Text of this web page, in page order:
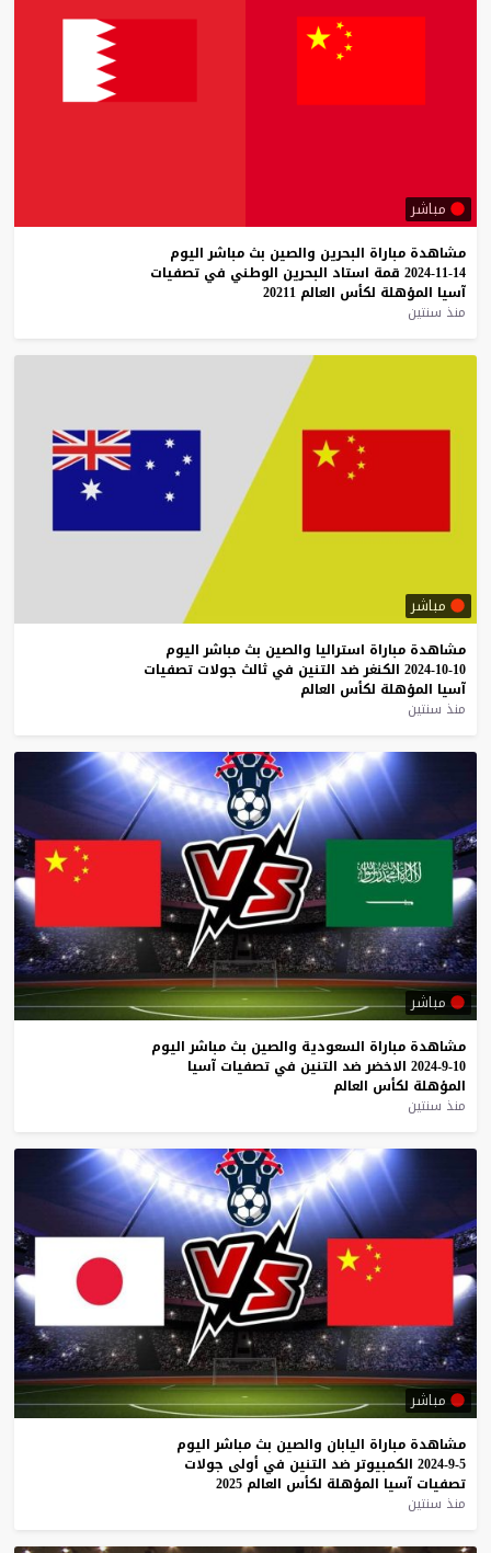
مباشر
مشاهدة مباراة البحرين والصين بث مباشر اليوم
14-11-2024
قمة استاد البحرين الوطني في تصفيات
آسيا المؤهلة لكأس العالم 20211
منذ سنتين
مباشر
مشاهدة مباراة استراليا والصين بث مباشر اليوم
10-10-2024
الكنغر ضد التنين في ثالث جولات تصفيات
آسيا المؤهلة لكأس العالم
منذ سنتين
مباشر
مشاهدة مباراة السعودية والصين بث مباشر اليوم
10-9-2024
الاخضر ضد التنين في تصفيات آسيا
المؤهلة لكأس العالم
منذ سنتين
مباشر
مشاهدة مباراة اليابان والصين بث مباشر اليوم
5-9-2024
الكمبيوتر ضد التنين في أولى جولات
تصفيات آسيا المؤهلة لكأس العالم 2025
منذ سنتين